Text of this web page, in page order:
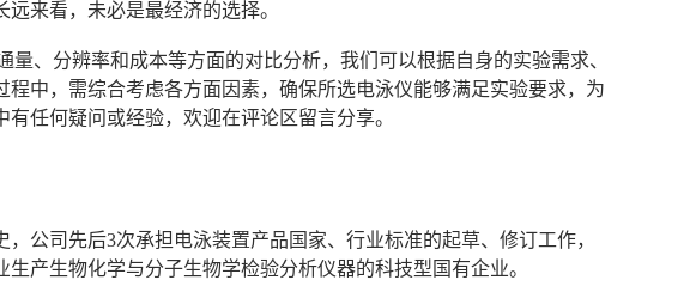
来看，未必是最经济的选择。
量、分辨率和成本等方面的对比分析，我们可以根据自身的实验需求、
中，需综合考虑各方面因素，确保所选电泳仪能够满足实验要求，为
任何疑问或经验，欢迎在评论区留言分享。
公司先后3次承担电泳装置产品国家、行业标准的起草、修订工作，
产生物化学与分子生物学检验分析仪器的科技型国有企业。